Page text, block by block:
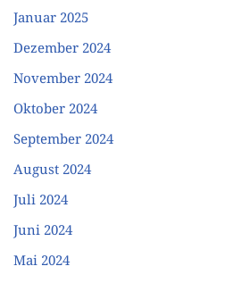
Januar 2025
Dezember 2024
November 2024
Oktober 2024
September 2024
August 2024
Juli 2024
Juni 2024
Mai 2024